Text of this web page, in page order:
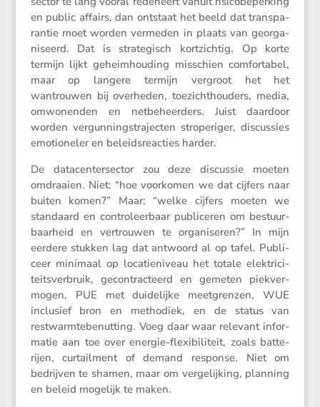
en public affairs, dan ontstaat het beeld dat trans­pa­
rantie moet worden vermeden in plaats van georga­
ni­seerd. Dat is strate­gisch kortzichtig. Op korte
termijn lijkt geheim­hou­ding misschien comfor­tabel,
maar op langere termijn vergroot het het
wantrouwen bij overheden, toezicht­hou­ders, media,
omwonenden en netbe­heer­ders. Juist daardoor
worden vergun­ningstra­jecten strope­riger, discus­sies
emoti­o­neler en beleids­re­ac­ties harder.
De datacen­ter­sector zou deze discussie moeten
omdraaien. Niet: “hoe voorkomen we dat cijfers naar
buiten komen?” Maar: “welke cijfers moeten we
standaard en contro­leer­baar publi­ceren om bestuur­
baar­heid en vertrouwen te organi­seren?” In mijn
eerdere stukken lag dat antwoord al op tafel. Publi­
ceer minimaal op locatie­ni­veau het totale elektri­ci­
teits­ver­bruik, gecon­trac­teerd en gemeten piekver­
mogen, PUE met duide­lijke meetgrenzen, WUE
inclu­sief bron en metho­diek, en de status van
restwarm­te­be­nut­ting. Voeg daar waar relevant infor­
matie aan toe over energie-flexi­bi­li­teit, zoals batte­
rijen, curtail­ment of demand response. Niet om
bedrijven te shamen, maar om verge­lij­king, planning
en beleid mogelijk te maken.